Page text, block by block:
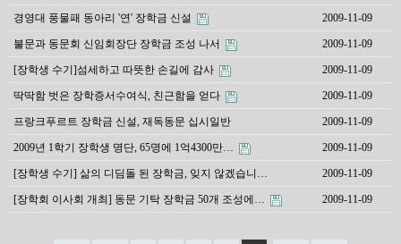
경영대 풍물패 동아리 '연' 장학금 신설 2009-11-09
불문과 동문회 신임회장단 장학금 조성 나서 2009-11-09
[장학생 수기]섬세하고 따뜻한 손길에 감사 2009-11-09
딱딱함 벗은 장학증서수여식, 친근함을 얻다 2009-11-09
프랑크푸르트 장학금 신설, 재독동문 십시일반 2009-11-09
2009년 1학기 장학생 명단, 65명에 1억4300만… 2009-11-09
[장학생 수기] 삶의 디딤돌 된 장학금, 잊지 않겠습니… 2009-11-09
[장학회 이사회 개최] 동문 기탁 장학금 50개 조성에… 2009-11-09